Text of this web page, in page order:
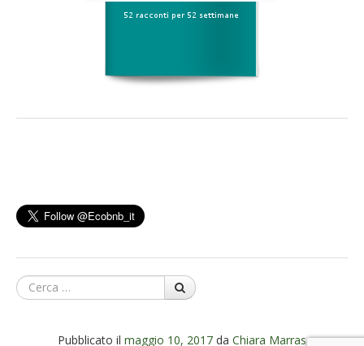
Cerca
Pubblicato il maggio 10, 2017 da Chiara Marras